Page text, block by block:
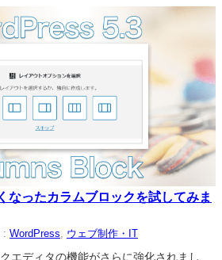
ったカラムブロックを試してみま
: WordPress, ウェブ制作・IT
エディタの機能がさらに強化されまし